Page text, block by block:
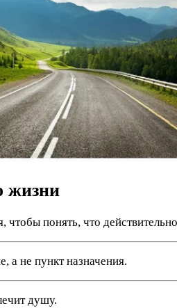
жизни
чтобы понять, что
а не пункт назначения.
душу.